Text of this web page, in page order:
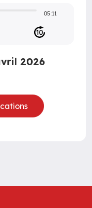
05:11
2026